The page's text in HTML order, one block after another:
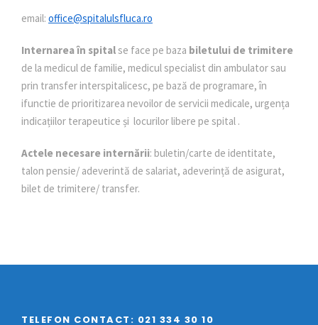
email: office@spitalulsfluca.ro
Internarea în spitalse face pe baza biletului de trimitere
de la medicul de familie, medicul specialist din ambulator sau
prin transfer interspitalicesc, pe bază de programare, în
ifunctie de prioritizarea nevoilor de servicii medicale, urgența
indicațiilor terapeutice și locurilor libere pe spital .
Actele necesare internării: buletin/carte de identitate,
talon pensie/ adeverintă de salariat, adeverință de asigurat,
bilet de trimitere/ transfer.
TELEFON CONTACT: 021 334 30 10